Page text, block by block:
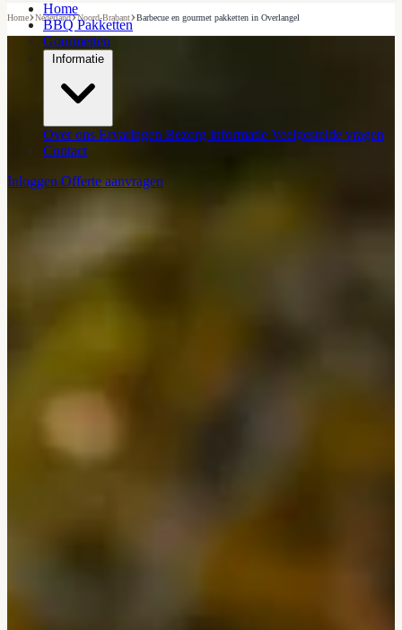
Home
BBQ Pakketten
Gourmetten
Informatie
Over ons Ervaringen Bezorg informatie Veelgestelde vragen
Contact
Inloggen Offerte aanvragen
Home›Nederland›Noord-Brabant›Barbecue en gourmet pakketten in Overlangel